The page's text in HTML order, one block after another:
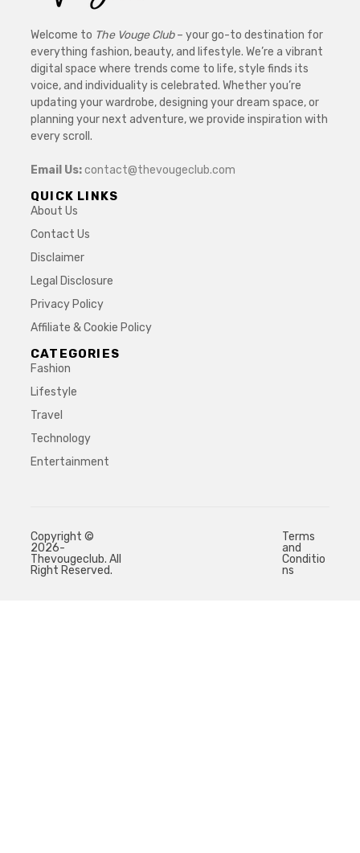
Welcome to The Vouge Club– your go-to destination for
everything fashion, beauty, and lifestyle. We’re a vibrant
digital space where trends come to life, style finds its
voice, and individuality is celebrated. Whether you’re
updating your wardrobe, designing your dream space, or
planning your next adventure, we provide inspiration with
every scroll.
Email Us:contact@thevougeclub.com
QUICK LINKS
About Us
Contact Us
Disclaimer
Legal Disclosure
Privacy Policy
Affiliate & Cookie Policy
CATEGORIES
Fashion
Lifestyle
Travel
Technology
Entertainment
Copyright ©
2026-
Thevougeclub. All
Right Reserved.
Terms
and
Conditio
ns